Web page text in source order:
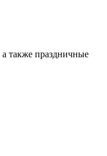
также праздничные